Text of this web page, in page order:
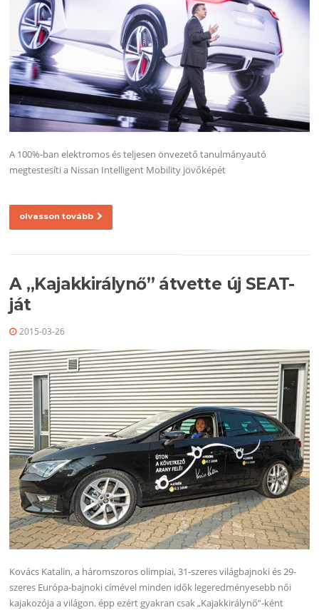
A 100%-ban elektromos és teljesen önvezető tanulmányautó
megtestesíti a Nissan Intelligent Mobility jövőképét
olvasson tovább
A „Kajakkirálynő” átvette új SEAT-
ját
2015-03-26
Kovács Katalin, a háromszoros olimpiai, 31-szeres világbajnoki és 29-
szeres Európa-bajnoki címével minden idők legeredményesebb női
kajakozója a világon, épp ezért gyakran csak „Kajakkirálynő”-ként